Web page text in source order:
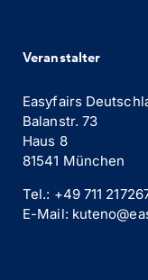
Veranstalter
Easyfairs
Balanstr. 73
Haus 8
81541 München
Tel.: +49 711
E-Mail: